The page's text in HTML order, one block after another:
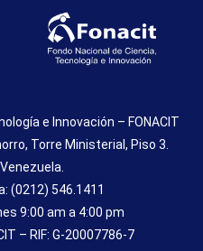
e Innovación – FONACIT
Torre Ministerial, Piso 3.
(0212) 546.1411
9:00 am a 4:00 pm
– RIF: G-20007786-7